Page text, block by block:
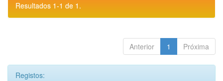
Resultados 1-1 de 1.
Anterior 1 Próxima
Registos: